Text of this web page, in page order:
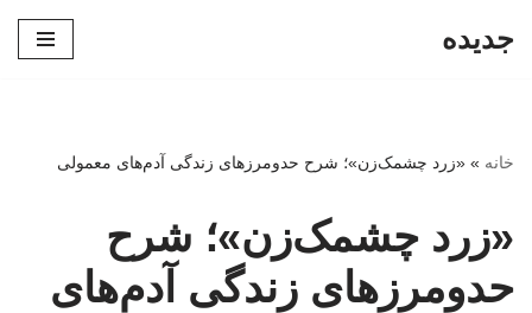
جدیده
خانه » «زرد چشمک‌زن»؛ شرح حدومرزهای زندگی آدم‌های معمولی
«زرد چشمک‌زن»؛ شرح
حدومرزهای زندگی آدم‌های